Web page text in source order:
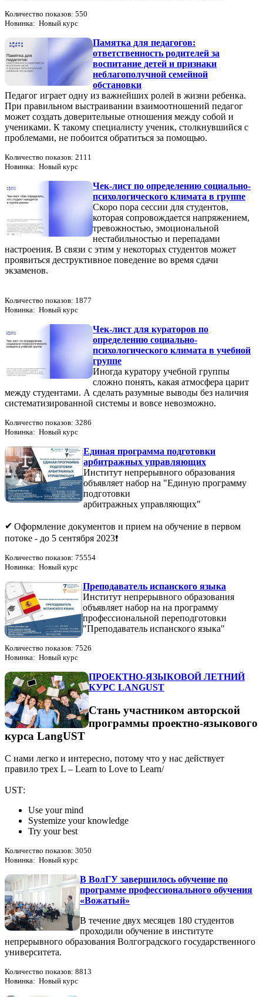
Количество показов: 550
Новинка: Новый курс
Памятка для педагогов:
ответственность родителей за
воспитание детей и признаки
неблагополучной семейной
обстановки
Педагог играет одну из важнейших ролей в жизни ребенка.
При правильном выстраивании взаимоотношений педагог
может создать доверительные отношения между собой и
учениками. К такому специалисту ученик, столкнувшийся с
проблемами, не побоится обратиться за помощью.
Количество показов: 2111
Новинка: Новый курс
Чек-лист по определению социально-
психологического климата в группе
Скоро пора сессии для студентов,
которая сопровождается напряжением,
тревожностью, эмоциональной
нестабильностью и перепадами
настроения. В связи с этим у некоторых студентов может
проявиться деструктивное поведение во время сдачи
экзаменов.
Количество показов: 1877
Новинка: Новый курс
Чек-лист для кураторов по
определению социально-
психологического климата в учебной
группе
Иногда куратору учебной группы
сложно понять, какая атмосфера царит
между студентами. А сделать разумные выводы без наличия
систематизированной системы и вовсе невозможно.
Количество показов: 3286
Новинка: Новый курс
Единая программа подготовки
арбитражных управляющих
Институт непрерывного образования
объявляет набор на "Единую программу
подготовки
арбитражных управляющих"
Оформление документов и прием на обучение в первом
потоке - до 5 сентября 2023
Количество показов: 75554
Новинка: Новый курс
Преподаватель испанского языка
Институт непрерывного образования
объявляет набор на на программу
профессиональной переподготовки
"Преподаватель испанского языка"
Количество показов: 7526
Новинка: Новый курс
ПРОЕКТНО-ЯЗЫКОВОЙ ЛЕТНИЙ
КУРС LANGUST
Стань участником авторской
программы проектно-языкового
курса LangUST
С нами легко и интересно, потому что у нас действует
правило трех L – Learn to Love to Learn/
USТ:
Use your mind
Systemize your knowledge
Try your best
Количество показов: 3050
Новинка: Новый курс
В ВолГУ завершилось обучение по
программе профессионального обучения
«Вожатый»
В течение двух месяцев 180 студентов
проходили обучение в институте
непрерывного образования Волгоградского государственного
университета.
Количество показов: 8813
Новинка: Новый курс